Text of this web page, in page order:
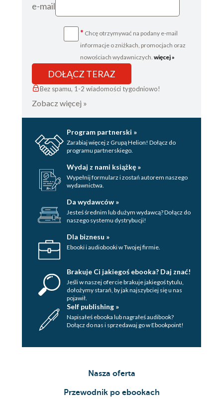
e-mail
* Chcę otrzymywać na podany e-mail
informacje o zniżkach, promocjach oraz
nowościach wydawniczych. więcej »
DOŁĄCZ TERAZ
Bez spamu, 1-2 wiadomości tygodniowo!
Zobacz więcej »
Program partnerski »
Zarabiaj więcej z Grupą Helion! Dołącz do
programu partnerskiego.
Wydaj z nami książkę »
Wypełnij formularz i zostań autorem naszego
wydawnictwa.
Da wydawców »
Jesteś średnim lub dużym wydawcą? Dołącz do
naszego systemu dystrybucji!
Dla biznesu »
Ebooki i audiobooki w Twojej firmie.
Brakuje Ci jakiegoś ebooka? Daj znać!
Jeśli w naszej ofercie brakuje jakiegoś tytulu,
dołożymy starań, by jak najszybciej się u nas
pojawił.
Self publishing »
Napisałeś ebooka lub nagrałeś audibook?
Dołącz do nas i sprzedawaj go w Ebookpoint!
Nasza oferta
Przewodnik po ebookach